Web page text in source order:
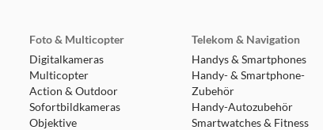
Foto & Multicopter
Digitalkameras
Multicopter
Action & Outdoor
Sofortbildkameras
Objektive
Telekom & Navigation
Handys & Smartphones
Handy- & Smartphone-
Zubehör
Handy-Autozubehör
Smartwatches & Fitness